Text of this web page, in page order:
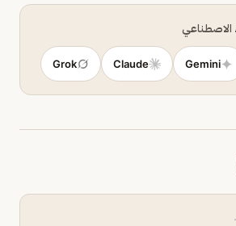
الاصطناعي
Gemini
Claude
Grok